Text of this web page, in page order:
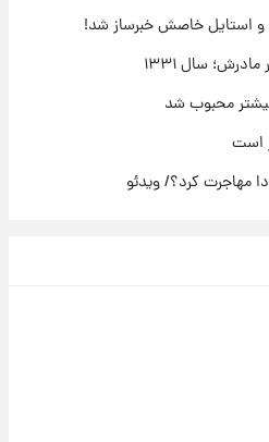
و استایل خاصش خبرساز شد!
سال ۱۳۳۱
محبوب شد
است
مهاجرت کرد؟/ ویدئو